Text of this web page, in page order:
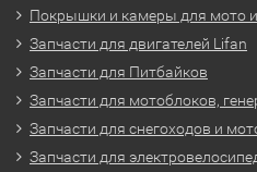
Покрышки и камеры для мото и
Запчасти для двигателей Lifan
Запчасти для Питбайков
Запчасти для мотоблоков,
Запчасти для снегоходов и
Запчасти для